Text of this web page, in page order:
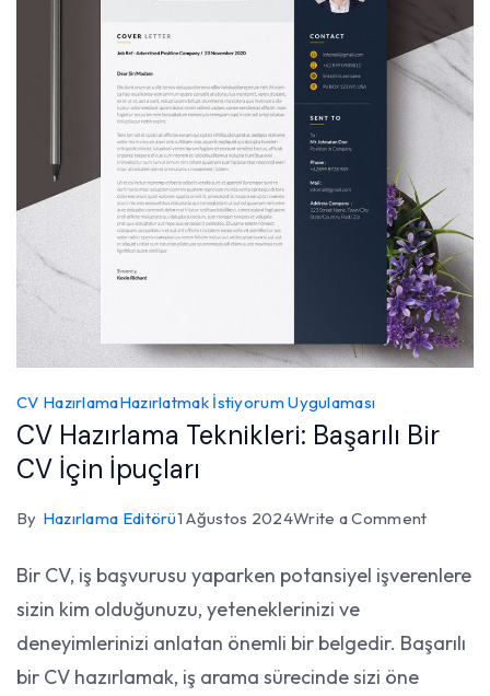
CV HazırlamaHazırlatmak İstiyorum Uygulaması
CV Hazırlama Teknikleri: Başarılı Bir
CV İçin İpuçları
By Hazırlama Editörü1 Ağustos 2024Write a Commenton
Başarılı
Bir CV, iş başvurusu yaparken potansiyel işverenlere
sizin kim olduğunuzu, yeteneklerinizi ve
deneyimlerinizi anlatan önemli bir belgedir. Başarılı
bir CV hazırlamak, iş arama sürecinde sizi öne